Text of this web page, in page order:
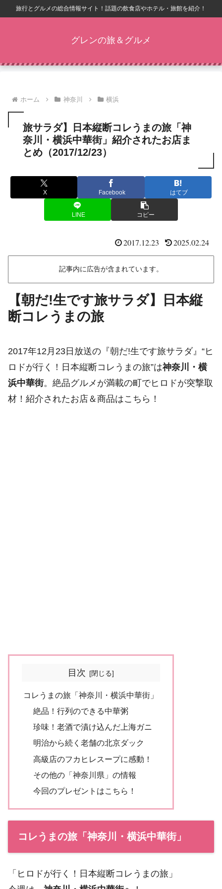
旅行とグルメの総合情報サイト！話題の飲食店やホテル・旅館を紹介！
グレンの旅＆グルメ
ホーム 神奈川 横浜
旅サラダ】日本縦断コレうまの旅「神
奈川・横浜中華街」紹介されたお店ま
とめ（2017/12/23）
X Facebook はてブ
LINE コピー
2017.12.23 2025.02.24
記事内に広告が含まれています。
【朝だ!生です旅サラダ】日本縦
断コレうまの旅
2017年12月23日放送の『朝だ!生です旅サラダ』“ヒ
ロドが行く！日本縦断コレうまの旅”は神奈川・横
浜中華街。絶品グルメが満載の町でヒロドが突撃取
材！紹介されたお店＆商品はこちら！
目次
コレうまの旅「神奈川・横浜中華街」
絶品！行列のできる中華粥
珍味！老酒で漬け込んだ上海ガニ
明治から続く老舗の北京ダック
高級店のフカヒレスープに感動！
その他の「神奈川県」の情報
今回のプレゼントはこちら！
コレうまの旅「神奈川・横浜中華街」
「ヒロドが行く！日本縦断コレうまの旅」